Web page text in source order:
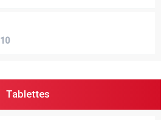
10
Tablettes